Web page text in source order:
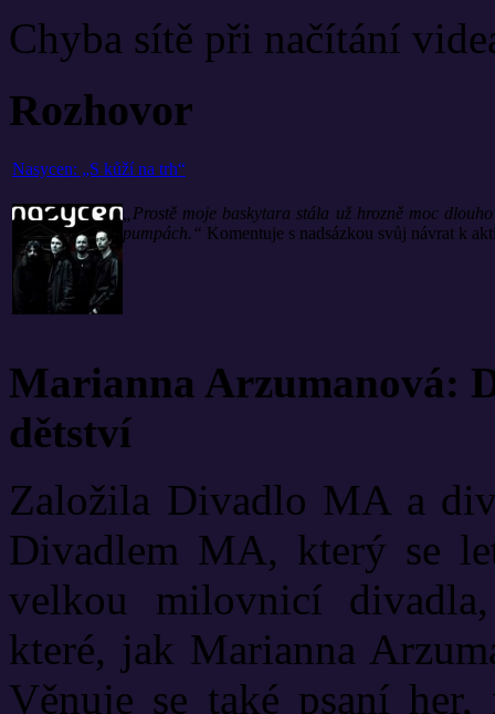
Chyba sítě při načítání
Rozhovor
Nasycen: „S kůží na trh“
„Prostě moje baskytara stála už hrozně moc
pumpách.“ Komentuje s nadsázkou svůj návrat k
Marianna Arzumanová:
dětství
Založila Divadlo MA a
Divadlem MA, který se
velkou milovnicí
které, jak Marianna
Věnuje se také psaní